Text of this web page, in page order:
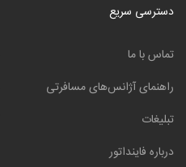
دسترسی سریع
تماس با ما
راهنمای آژانس‌های مسافرتی
تبلیغات
درباره فاینداتور